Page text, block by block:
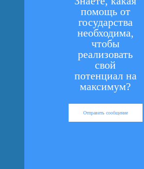
помощь от
государства
необходима,
чтобы
реализовать
свой
потенциал на
максимум?
Отправить сообщение